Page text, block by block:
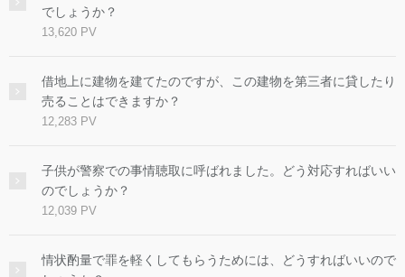
でしょうか？
13,620 PV
借地上に建物を建てたのですが、この建物を第三者に貸したり
売ることはできますか？
12,283 PV
子供が警察での事情聴取に呼ばれました。どう対応すればいい
のでしょうか？
12,039 PV
情状酌量で罪を軽くしてもらうためには、どうすればいいので